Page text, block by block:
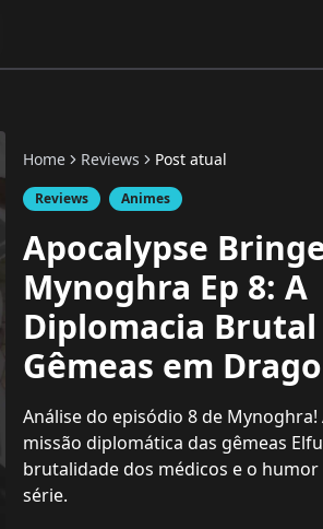
Home Reviews Post atual
Reviews Animes
Apocalypse
Mynoghra Ep 8: A
Diplomacia Brutal
Gêmeas em
Análise do episódio 8 de
missão diplomática das gêmeas
brutalidade dos médicos e o
série.